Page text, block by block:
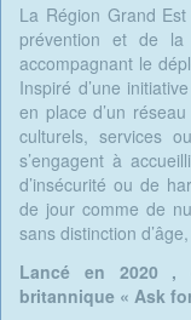
La Région Grand
prévention et de
accompagnant le
Inspiré d’une
en place d’un
culturels, services
s’engagent à
d’insécurité ou de
de jour comme de
sans distinction
Lancé en 2020 ,
britannique « Ask